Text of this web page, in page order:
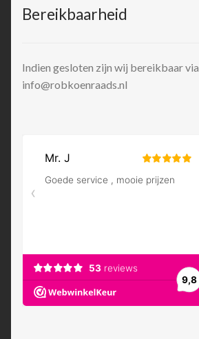
Bereikbaarheid
Indien gesloten zijn wij bereikbaar via
info@robkoenraads.nl